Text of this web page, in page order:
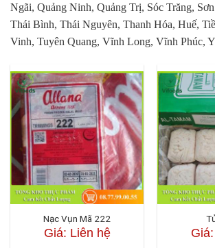
Ngãi, Quảng Ninh, Quảng Trị, Sóc Trăng,
Thái Bình, Thái Nguyên, Thanh Hóa, Huế,
Vinh, Tuyên Quang, Vĩnh Long, Vĩnh Phúc,
Nạc Vụn Mã 222
Giá: Liên hệ